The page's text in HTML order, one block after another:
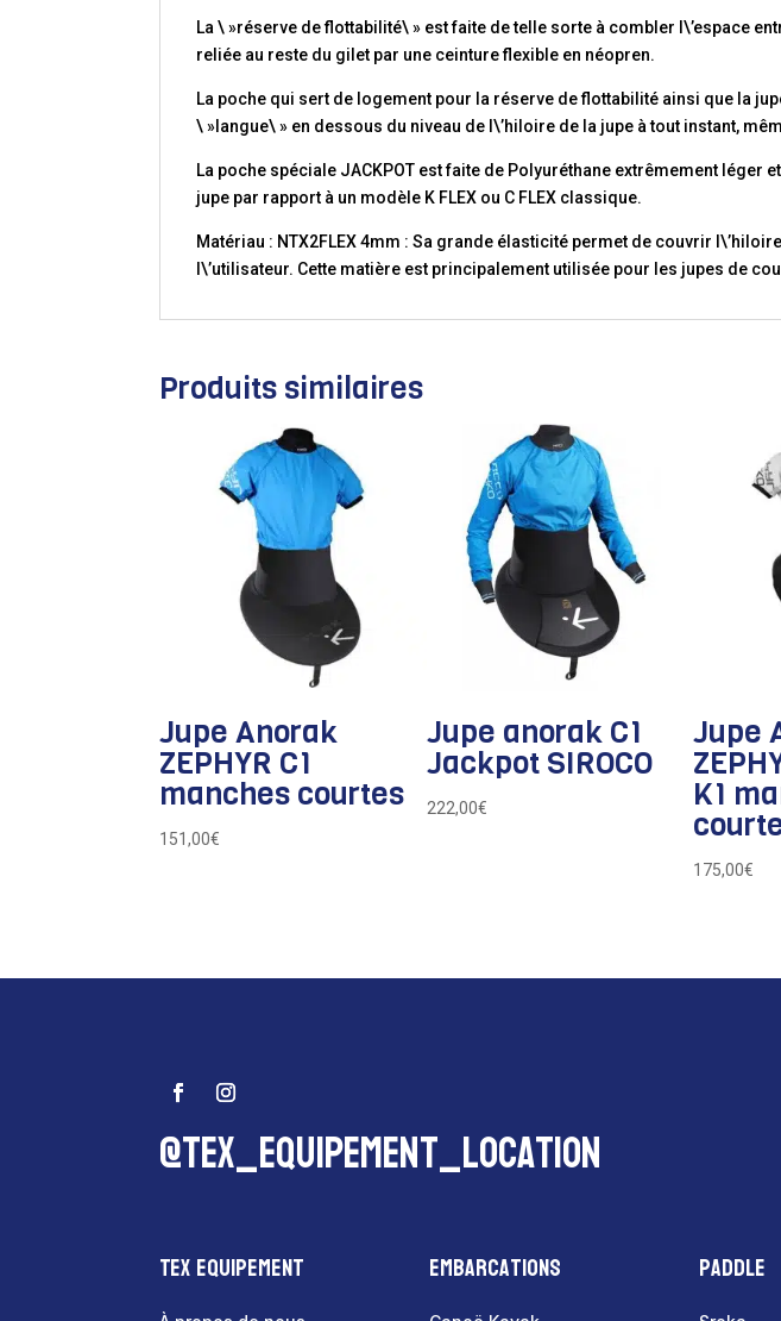
La \ »réserve de flottabilité\ » est faite de telle sorte à combler l\’espace
reliée au reste du gilet par une ceinture flexible en néopren.
La poche qui sert de logement pour la réserve de flottabilité ainsi que la
\ »langue\ » en dessous du niveau de l\’hiloire de la jupe à tout instant,
La poche spéciale JACKPOT est faite de Polyuréthane extrêmement léger
jupe par rapport à un modèle K FLEX ou C FLEX classique.
Matériau : NTX2FLEX 4mm : Sa grande élasticité permet de couvrir
l\’utilisateur. Cette matière est principalement utilisée pour les jupes de
Produits similaires
Jupe Anorak
ZEPHYR C1
manches courtes
151,00€
Jupe anorak C1
Jackpot SIROCO
222,00€
Jupe
K1
175,00€
@tex_equipement_location
Tex Equipement Embarcations Paddle